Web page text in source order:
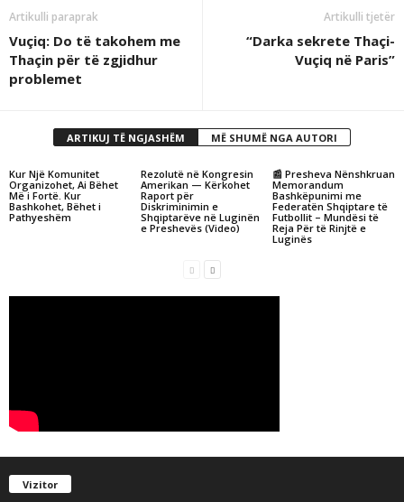
Artikulli paraprak
Vuçiq: Do të takohem me
Thaçin për të zgjidhur
problemet
Artikulli tjetër
“Darka sekrete Thaçi-
Vuçiq në Paris”
ARTIKUJ TË NGJASHËM MË SHUMË NGA AUTORI
Kur Një Komunitet
Organizohet, Ai Bëhet
Më i Fortë. Kur
Bashkohet, Bëhet i
Pathyeshëm
Rezolutë në Kongresin
Amerikan — Kërkohet
Raport për
Diskriminimin e
Shqiptarëve në Luginën
e Preshevës (Video)
📰 Presheva Nënshkruan
Memorandum
Bashkëpunimi me
Federatën Shqiptare të
Futbollit – Mundësi të
Reja Për të Rinjtë e
Luginës
Vizitor